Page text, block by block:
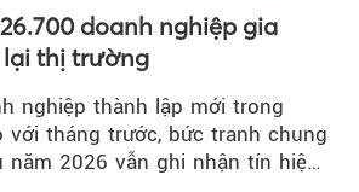
doanh nghiệp gia
lại thị trường
nghiệp thành lập mới trong
với tháng trước, bức tranh chung
năm 2026 vẫn ghi nhận tín hiệu